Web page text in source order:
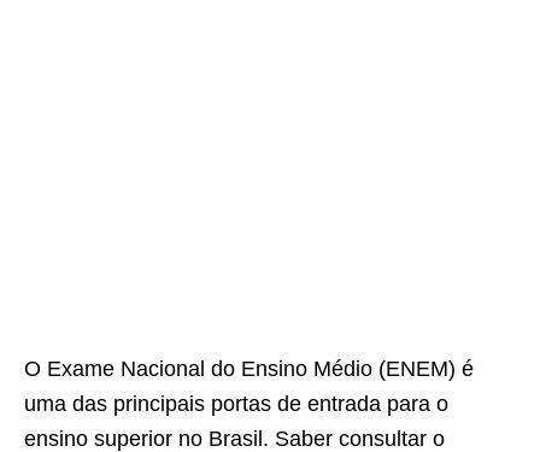
O Exame Nacional do Ensino Médio (ENEM) é
uma das principais portas de entrada para o
ensino superior no Brasil. Saber consultar o